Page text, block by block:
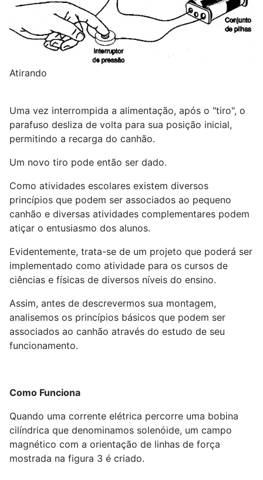
Atirando
Uma vez interrompida a alimentação, após o "tiro", o
parafuso desliza de volta para sua posição inicial,
permitindo a recarga do canhão.
Um novo tiro pode então ser dado.
Como atividades escolares existem diversos
princípios que podem ser associados ao pequeno
canhão e diversas atividades complementares podem
atiçar o entusiasmo dos alunos.
Evidentemente, trata-se de um projeto que poderá ser
implementado como atividade para os cursos de
ciências e físicas de diversos níveis do ensino.
Assim, antes de descrevermos sua montagem,
analisemos os princípios básicos que podem ser
associados ao canhão através do estudo de seu
funcionamento.
Como Funciona
Quando uma corrente elétrica percorre uma bobina
cilíndrica que denominamos solenóide, um campo
magnético com a orientação de linhas de força
mostrada na figura 3 é criado.